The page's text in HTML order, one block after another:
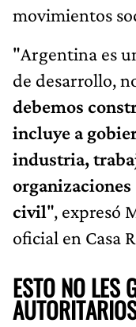
movimientos
"Argentina es
de desarrollo,
debemos
incluye a
industria,
organizaciones
civil", expresó
oficial en Casa
ESTO NO LES